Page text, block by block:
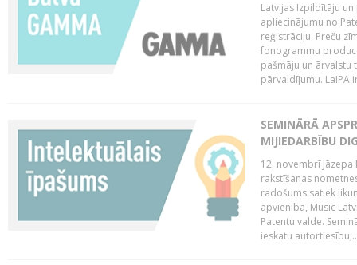
Latvijas Izpildītāju
apliecinājumu no
reģistrāciju. Preču
fonogrammu
pašmāju un ārvalstu
pārvaldījumu. LaIPA
SEMINĀRĀ
MIJIEDARBĪBU
12. novembrī
rakstīšanas
radošums satiek
apvienība, Music
Patentu valde.
ieskatu